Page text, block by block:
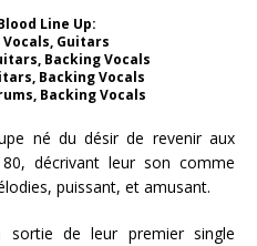
Line Up:
Guitars
Backing Vocals
Backing Vocals
Backing Vocals
né du désir de revenir aux
décrivant leur son comme
puissant, et amusant.
sortie de leur premier single